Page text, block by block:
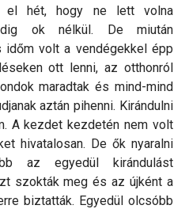
el hét, hogy ne lett volna
ok nélkül. De miután
volt a vendégekkel épp
ott lenni, az otthonról
maradtak és mind-mind
aztán pihenni. Kirándulni
A kezdet kezdetén nem volt
hivatalosan. De ők nyaralni
az egyedül kirándulást
szokták meg és az újként a
biztatták. Egyedül olcsóbb